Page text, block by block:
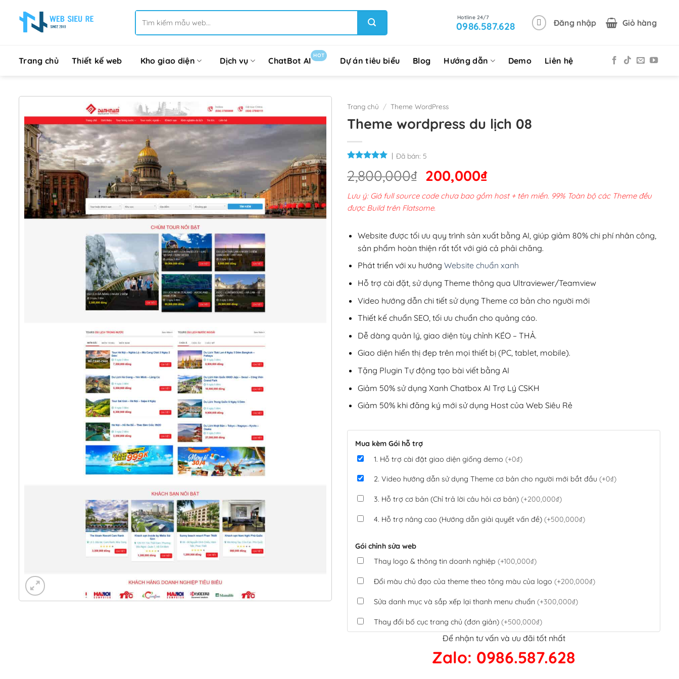
kiếm:
0986.587.628 Đăng nhập Giỏ hàng
Trang chủ Thiết kế web Kho giao diện Dịch vụ ChatBot AI
HOT
Dự án tiêu biểu Blog Hướng dẫn Demo Liên hệ
Trang chủ / Theme WordPress
Theme wordpress du lịch 08
Đã bán: 5
2,800,000₫ Giá
gốc
là:
200,000₫Giá
hiện
tại
200,000₫.
Lưu ý: Giá full source code chưa bao gồm host + tên miền. 99% Toàn bộ các Theme đều
được Build trên Flatsome.
Website được tối ưu quy trình sản xuất bằng AI, giúp giảm 80% chi phí nhân công,
sản phẩm hoàn thiện rất tốt với giá cả phải chăng.
Phát triển với xu hướng Website chuẩn xanh
Hỗ trợ cài đặt, sử dụng Theme thông qua Ultraviewer/Teamview
Video hướng dẫn chi tiết sử dụng Theme cơ bản cho người mới
Thiết kế chuẩn SEO, tối ưu chuẩn cho quảng cáo.
Dễ dàng quản lý, giao diện tùy chỉnh KÉO – THẢ.
Giao diện hiển thị đẹp trên mọi thiết bị (PC, tablet, mobile).
Tặng Plugin Tự động tạo bài viết bằng AI
Giảm 50% sử dụng Xanh Chatbox AI Trợ Lý CSKH
Giảm 50% khi đăng ký mới sử dụng Host của Web Siêu Rẻ
Mua kèm Gói hỗ trợ
1. Hỗ trợ cài đặt giao diện giống demo (+0₫)
2. Video hướng dẫn sử dụng Theme cơ bản cho người mới bắt đầu (+0₫)
3. Hỗ trợ cơ bản (Chỉ trả lời câu hỏi cơ bản) (+200,000₫)
4. Hỗ trợ nâng cao (Hướng dẫn giải quyết vấn đề) (+500,000₫)
Gói chỉnh sửa web
Thay logo & thông tin doanh nghiệp (+100,000₫)
Đổi màu chủ đạo của theme theo tông màu của logo (+200,000₫)
Sửa danh mục và sắp xếp lại thanh menu chuẩn (+300,000₫)
Thay đổi bố cục trang chủ (đơn giản) (+500,000₫)
Tích hợp thanh toán QR Code ngân hàng(+100,000₫)
Xác minh Website, liên kết google, cập nhật sitemap(+50,000₫)
Để nhận tư vấn và ưu đãi tốt nhất
Zalo: 0986.587.628